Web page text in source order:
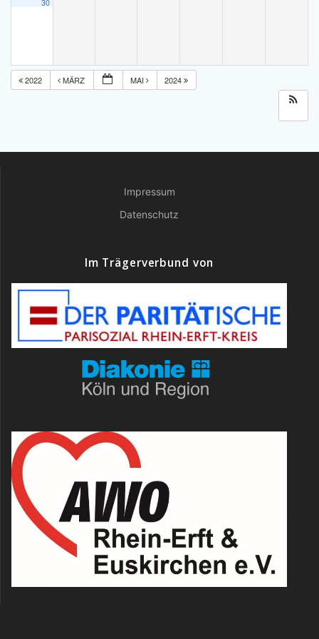
30
2022 MÄRZ MAI 2024
Impressum
Datenschutz
Im Trägerverbund von